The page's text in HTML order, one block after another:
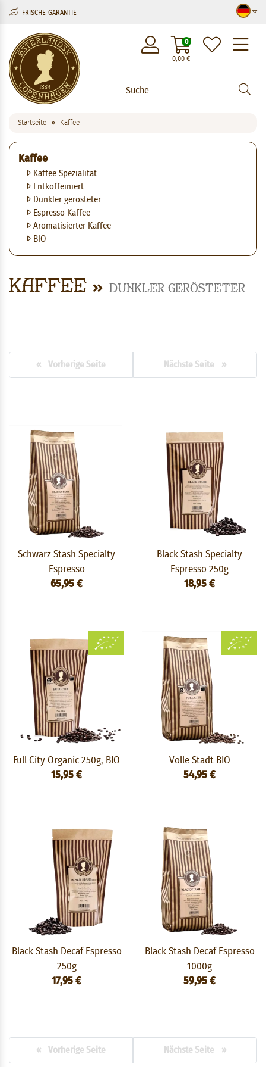
FRISCHE-GARANTIE
0,00€
0
Startseite Kaffee
Kaffee
Kaffee Spezialität
Entkoffeiniert
Dunkler gerösteter
Espresso Kaffee
Aromatisierter Kaffee
BIO
Kaffee Dunkler gerösteter
« Vorherige Seite Nächste Seite »
Schwarz Stash Specialty
Espresso
65,95 €
Black Stash Specialty
Espresso 250g
18,95 €
Full City Organic 250g, BIO
15,95 €
Volle Stadt BIO
54,95 €
Black Stash Decaf Espresso
250g
17,95 €
Black Stash Decaf Espresso
1000g
59,95 €
« Vorherige Seite Nächste Seite »